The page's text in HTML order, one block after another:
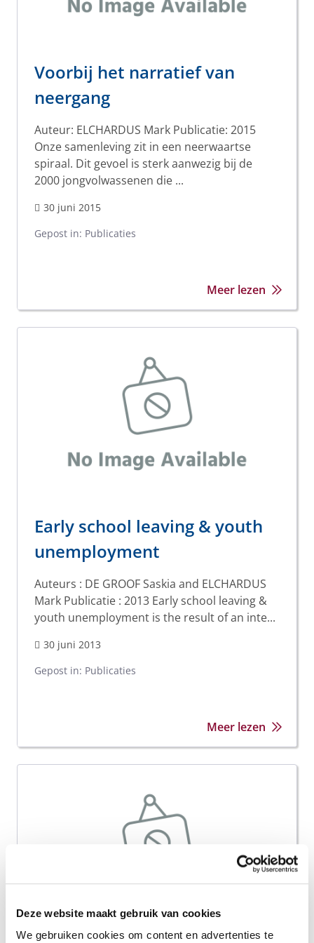
Deze website maakt gebruik van cookies
We gebruiken cookies om content en advertenties te
Voorbij het narratief van
neergang
Auteur: ELCHARDUS Mark Publicatie: 2015
Onze samenleving zit in een neerwaartse
spiraal. Dit gevoel is sterk aanwezig bij de
2000 jongvolwassenen die ...
30 juni 2015
Gepost in: Publicaties
Meer lezen
Early school leaving & youth
unemployment
Auteurs : DE GROOF Saskia and ELCHARDUS
Mark Publicatie : 2013 Early school leaving &
youth unemployment is the result of an inte...
30 juni 2013
Gepost in: Publicaties
Meer lezen